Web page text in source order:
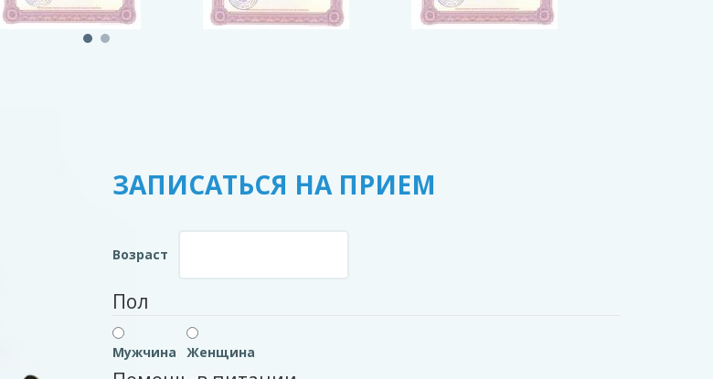
ЗАПИСАТЬСЯ НА ПРИЕМ
Возраст
Пол
Мужчина Женщина